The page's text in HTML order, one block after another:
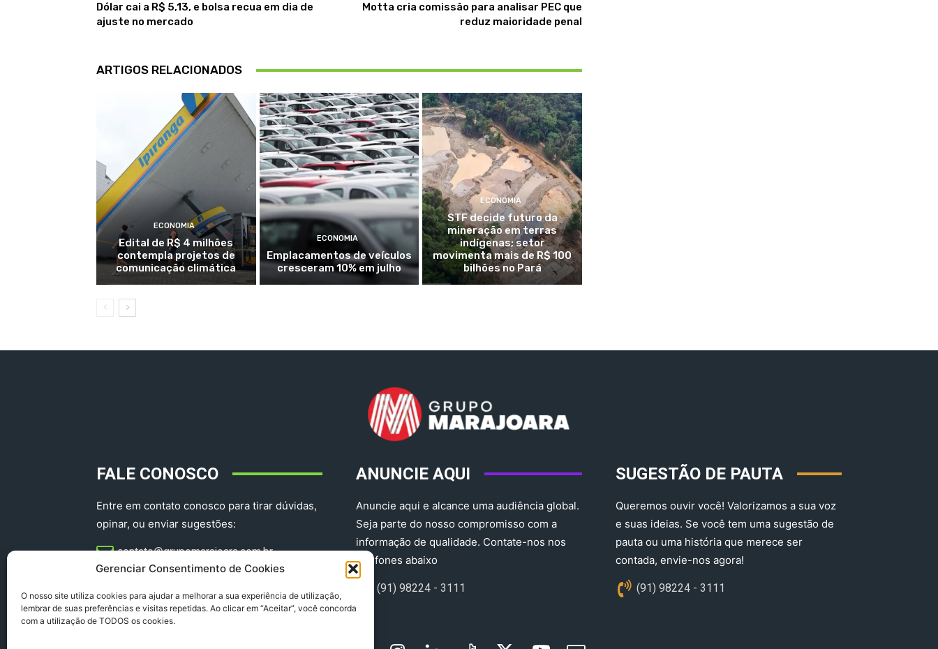
Gerenciar Consentimento de Cookies
O nosso site utiliza cookies para ajudar a melhorar a sua experiência de utilização,
lembrar de suas preferências e visitas repetidas. Ao clicar em “Aceitar”, você concorda
com a utilização de TODOS os cookies.
Dólar cai a R$ 5,13, e bolsa recua em dia de
ajuste no mercado
Motta cria comissão para analisar PEC que
reduz maioridade penal
ARTIGOS RELACIONADOS
ECONOMIA
Edital de R$ 4 milhões
contempla projetos de
comunicação climática
ECONOMIA
Emplacamentos de veículos
cresceram 10% em julho
ECONOMIA
STF decide futuro da
mineração em terras
indígenas; setor
movimenta mais de R$ 100
bilhões no Pará
FALE CONOSCO
Entre em contato conosco para tirar dúvidas,
opinar, ou enviar sugestões:
contato@grupomarajoara.com.br
ANUNCIE AQUI
Anuncie aqui e alcance uma audiência global.
Seja parte do nosso compromisso com a
informação de qualidade. Contate-nos nos
telefones abaixo
(91) 98224 - 3111
SUGESTÃO DE PAUTA
Queremos ouvir você! Valorizamos a sua voz
e suas ideias. Se você tem uma sugestão de
pauta ou uma história que merece ser
contada, envie-nos agora!
(91) 98224 - 3111